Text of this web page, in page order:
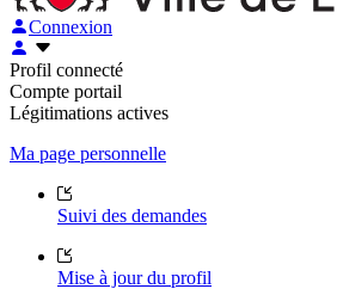
Connexion
Profil connecté
Compte portail
Légitimations actives
Ma page personnelle
Suivi des demandes
Mise à jour du profil